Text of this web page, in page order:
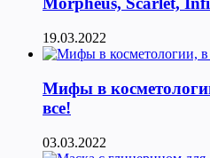
19.03.2022
Мифы в
все!
03.03.2022